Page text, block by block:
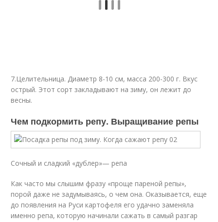
7.Целительница. Диаметр 8-10 см, масса 200-300 г. Вкус
острый. Этот сорт закладывают на зиму, он лежит до
весны.
Чем подкормить репу. Выращивание репы
Сочный и сладкий «дублер»— репа
Как часто мы слышим фразу «проще пареной репы»,
порой даже не задумываясь, о чем она. Оказывается, еще
до появления на Руси картофеля его удачно заменяла
именно репа, которую начинали сажать в самый разгар